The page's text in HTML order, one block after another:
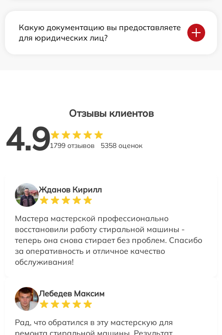
Какую документацию вы предоставляете
для юридических лиц?
Отзывы клиентов
4.91799 отзывов 5358 оценок
Жданов Кирилл
Мастера мастерской профессионально
восстановили работу стиральной машины -
теперь она снова стирает без проблем. Спасибо
за оперативность и отличное качество
обслуживания!
Лебедев Максим
Рад, что обратился в эту мастерскую для
ремонта стиральной машины. Результат